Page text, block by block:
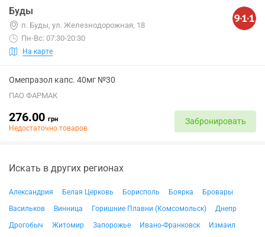
Буды
п. Буды, ул. Железнодорожная, 18
Пн-Вс: 07:30-20:30
На карте
Омепразол капс. 40мг №30
ПАО ФАРМАК
276.00 грн
Недостаточно товаров
Забронировать
Искать в других регионах
Александрия Белая Церковь Борисполь Боярка
Бровары
Васильков
Винница Горишние Плавни (Комсомольск)
Днепр
Дрогобыч
Житомир Запорожье Ивано-Франковск
Измаил